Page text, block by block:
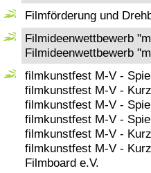
Filmförderung und
Filmideenwettbewerb
Filmideenwettbewerb
filmkunstfest M-V -
filmkunstfest M-V -
filmkunstfest M-V -
filmkunstfest M-V -
filmkunstfest M-V -
filmkunstfest M-V -
Filmboard e.V.